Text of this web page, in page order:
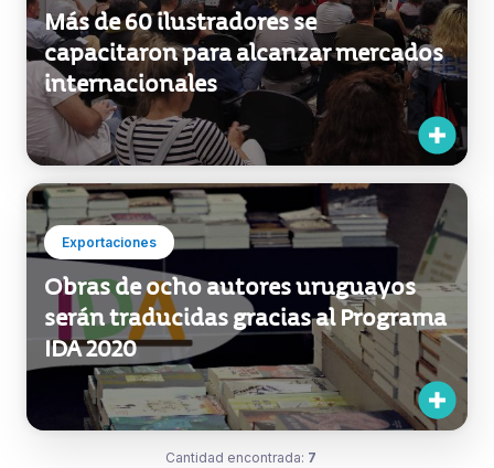
Más de 60 ilustradores se
capacitaron para alcanzar mercados
internacionales
Exportaciones
Obras de ocho autores uruguayos
serán traducidas gracias al Programa
IDA 2020
Cantidad encontrada: 7